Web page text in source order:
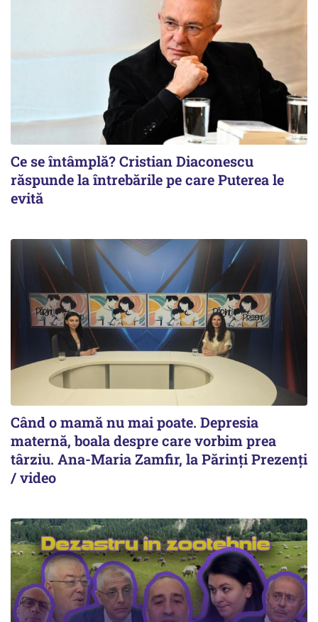
Ce se întâmplă? Cristian Diaconescu
răspunde la întrebările pe care Puterea le
evită
Când o mamă nu mai poate. Depresia
maternă, boala despre care vorbim prea
târziu. Ana-Maria Zamfir, la Părinți Prezenți
/ video